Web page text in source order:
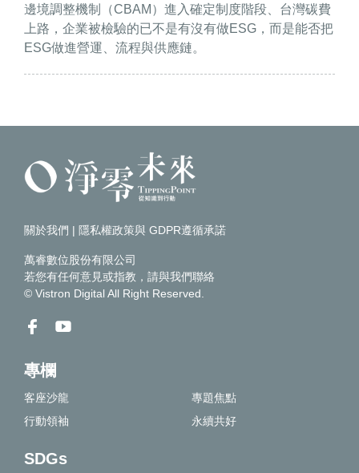
邊境調整機制（CBAM）進入確定制度階段、台灣碳費
上路，企業被檢驗的已不是有沒有做ESG，而是能否把
ESG做進營運、流程與供應鏈。
關於我們 | 隱私權政策與 GDPR遵循承諾
萬睿數位股份有限公司
若您有任何意見或指教，請與我們聯絡
© Vistron Digital All Right Reserved.
專欄
客座沙龍
專題焦點
行動領袖
永續共好
SDGs